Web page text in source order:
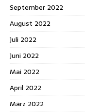
September 2022
August 2022
Juli 2022
Juni 2022
Mai 2022
April 2022
März 2022